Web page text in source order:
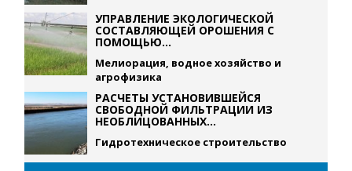
УПРАВЛЕНИЕ ЭКОЛОГИЧЕСКОЙ
СОСТАВЛЯЮЩЕЙ ОРОШЕНИЯ С
ПОМОЩЬЮ...
Мелиорация, водное хозяйство и
агрофизика
РАСЧЕТЫ УСТАНОВИВШЕЙСЯ
СВОБОДНОЙ ФИЛЬТРАЦИИ ИЗ
НЕОБЛИЦОВАННЫХ...
Гидротехническое строительство